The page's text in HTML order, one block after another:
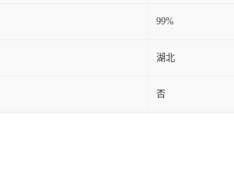
99%
湖北
否